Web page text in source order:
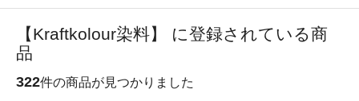
【Kraftkolour染料】 に登録されている商
品
322件の商品が見つかりました